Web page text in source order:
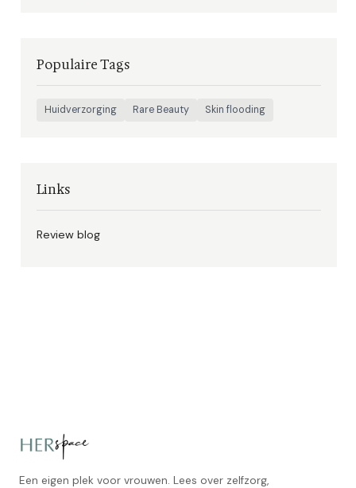
Populaire Tags
Huidverzorging Rare Beauty Skin flooding
Links
Review blog
Een eigen plek voor vrouwen. Lees over zelfzorg,